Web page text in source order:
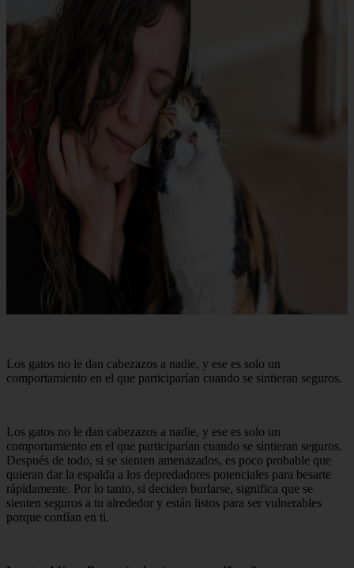
Los gatos no le dan cabezazos a nadie, y ese es solo un
comportamiento en el que participarían cuando se sintieran seguros.
Los gatos no le dan cabezazos a nadie, y ese es solo un
comportamiento en el que participarían cuando se sintieran seguros.
Después de todo, si se sienten amenazados, es poco probable que
quieran dar la espalda a los depredadores potenciales para besarte
rápidamente. Por lo tanto, si deciden burlarse, significa que se
sienten seguros a tu alrededor y están listos para ser vulnerables
porque confían en ti.